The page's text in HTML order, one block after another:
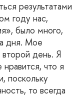
результатами
году нас,
было много,
дня. Мое
день. Я
что я
поскольку
то всегда